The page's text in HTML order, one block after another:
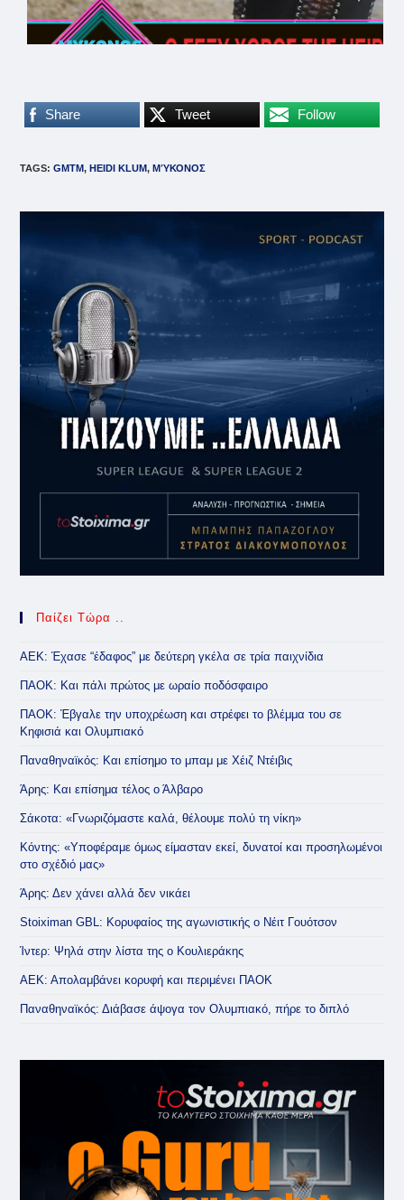
Share Tweet Follow
TAGS:GMTM, HEIDI KLUM, ΜΎΚΟΝΟΣ
Παίζει Τώρα ..
ΑΕΚ: Έχασε “έδαφος” με δεύτερη γκέλα σε τρία παιχνίδια
ΠΑΟΚ: Και πάλι πρώτος με ωραίο ποδόσφαιρο
ΠΑΟΚ: Έβγαλε την υποχρέωση και στρέφει το βλέμμα του σε
Κηφισιά και Ολυμπιακό
Παναθηναϊκός: Και επίσημο το μπαμ με Χέιζ Ντέιβις
Άρης: Και επίσημα τέλος ο Άλβαρο
Σάκοτα: «Γνωριζόμαστε καλά, θέλουμε πολύ τη νίκη»
Κόντης: «Υποφέραμε όμως είμασταν εκεί, δυνατοί και προσηλωμένοι
στο σχέδιό μας»
Άρης: Δεν χάνει αλλά δεν νικάει
Stoiximan GBL: Κορυφαίος της αγωνιστικής ο Νέιτ Γουότσον
Ίντερ: Ψηλά στην λίστα της ο Κουλιεράκης
ΑΕΚ: Απολαμβάνει κορυφή και περιμένει ΠΑΟΚ
Παναθηναϊκός: Διάβασε άψογα τον Ολυμπιακό, πήρε το διπλό